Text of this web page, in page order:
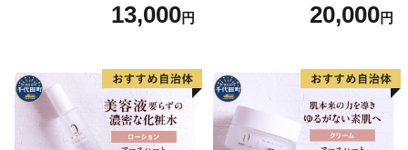
13,000円 20,000円